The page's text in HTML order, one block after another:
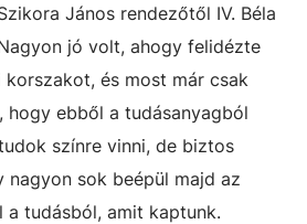
János rendezőtől IV. Béla
jó volt, ahogy felidézte
és most már csak
hogy ebből a tudásanyagból
színre vinni, de biztos
nagyon sok beépül majd az
a tudásból, amit kaptunk.